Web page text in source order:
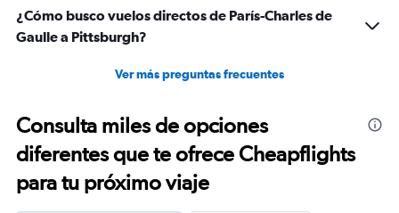
¿Cómo busco vuelos directos de París-Charles de
Gaulle a Pittsburgh?
Ver más preguntas frecuentes
Consulta miles de opciones
diferentes que te ofrece Cheapflights
para tu próximo viaje